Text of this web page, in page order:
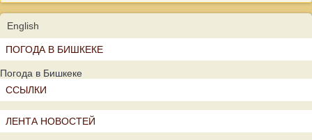
English
ПОГОДА В БИШКЕКЕ
Погода в Бишкеке
ССЫЛКИ
ЛЕНТА НОВОСТЕЙ